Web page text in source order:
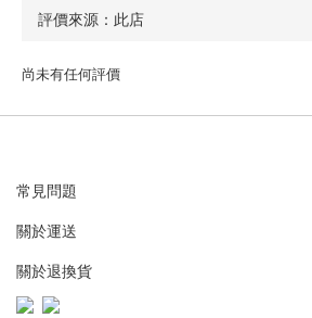
尚未有任何評價
常見問題
關於運送
關於退換貨